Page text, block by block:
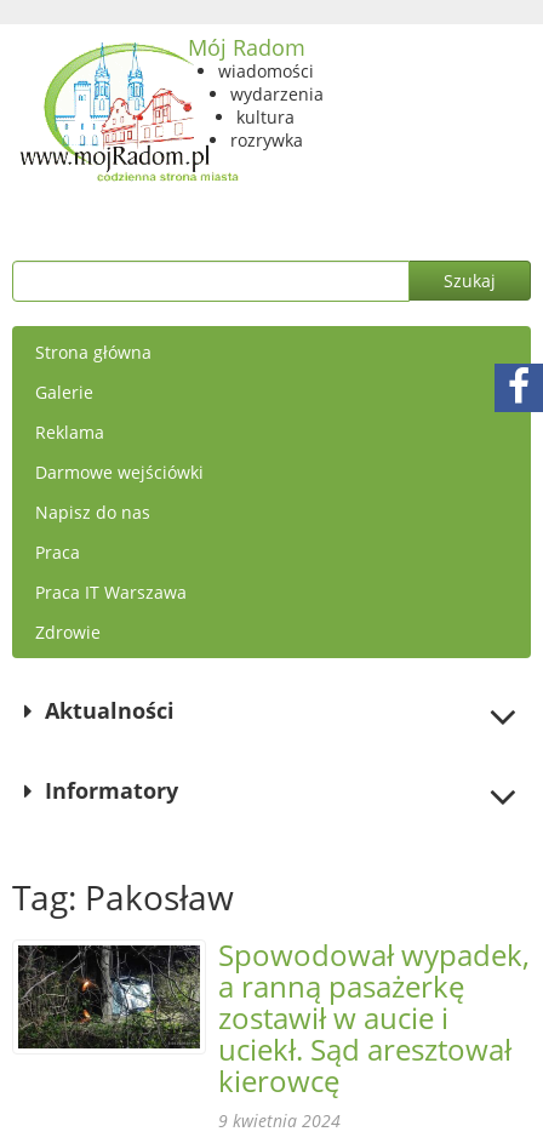
Mój Radom
wiadomości
wydarzenia
kultura
rozrywka
Strona główna
Galerie
Reklama
Darmowe wejściówki
Napisz do nas
Praca
Praca IT Warszawa
Zdrowie
Aktualności
Informatory
Tag: Pakosław
Spowodował wypadek,
a ranną pasażerkę
zostawił w aucie i
uciekł. Sąd aresztował
kierowcę
9 kwietnia 2024